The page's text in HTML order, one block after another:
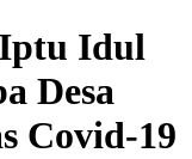
Idul
Desa
Covid-19